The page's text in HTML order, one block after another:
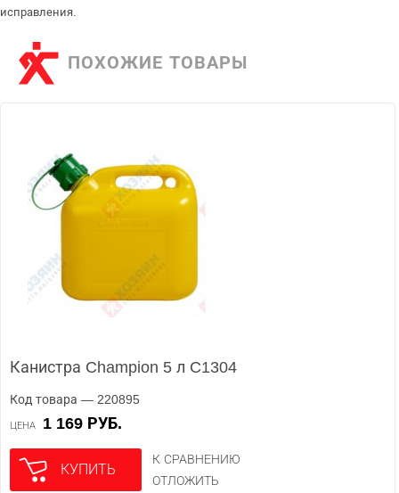
исправления.
ПОХОЖИЕ ТОВАРЫ
Канистра Champion 5 л C1304
Код товара — 220895
ЦЕНА 1 169 РУБ.
КУПИТЬ
К СРАВНЕНИЮ
ОТЛОЖИТЬ